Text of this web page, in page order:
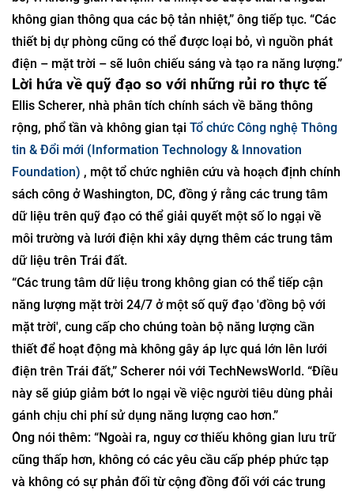
không gian thông qua các bộ tản nhiệt,” ông tiếp tục. “Các
thiết bị dự phòng cũng có thể được loại bỏ, vì nguồn phát
điện – mặt trời – sẽ luôn chiếu sáng và tạo ra năng lượng.”
Lời hứa về quỹ đạo so với những rủi ro thực tế
Ellis Scherer, nhà phân tích chính sách về băng thông
rộng, phổ tần và không gian tại Tổ chức Công nghệ Thông
tin & Đổi mới (Information Technology & Innovation
Foundation) , một tổ chức nghiên cứu và hoạch định chính
sách công ở Washington, DC, đồng ý rằng các trung tâm
dữ liệu trên quỹ đạo có thể giải quyết một số lo ngại về
môi trường và lưới điện khi xây dựng thêm các trung tâm
dữ liệu trên Trái đất.
“Các trung tâm dữ liệu trong không gian có thể tiếp cận
năng lượng mặt trời 24/7 ở một số quỹ đạo 'đồng bộ với
mặt trời', cung cấp cho chúng toàn bộ năng lượng cần
thiết để hoạt động mà không gây áp lực quá lớn lên lưới
điện trên Trái đất,” Scherer nói với TechNewsWorld. “Điều
này sẽ giúp giảm bớt lo ngại về việc người tiêu dùng phải
gánh chịu chi phí sử dụng năng lượng cao hơn.”
Ông nói thêm: “Ngoài ra, nguy cơ thiếu không gian lưu trữ
cũng thấp hơn, không có các yêu cầu cấp phép phức tạp
và không có sự phản đối từ cộng đồng đối với các trung